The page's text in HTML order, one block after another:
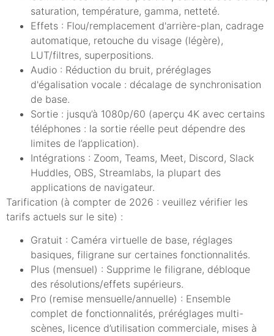
saturation, température, gamma, netteté.
Effets : Flou/remplacement d'arrière-plan, cadrage
automatique, retouche du visage (légère),
LUT/filtres, superpositions.
Audio : Réduction du bruit, préréglages
d'égalisation vocale : décalage de synchronisation
de base.
Sortie : jusqu’à 1080p/60 (aperçu 4K avec certains
téléphones : la sortie réelle peut dépendre des
limites de l’application).
Intégrations : Zoom, Teams, Meet, Discord, Slack
Huddles, OBS, Streamlabs, la plupart des
applications de navigateur.
Tarification (à compter de 2026 : veuillez vérifier les
tarifs actuels sur le site) :
Gratuit : Caméra virtuelle de base, réglages
basiques, filigrane sur certaines fonctionnalités.
Plus (mensuel) : Supprime le filigrane, débloque
des résolutions/effets supérieurs.
Pro (remise mensuelle/annuelle) : Ensemble
complet de fonctionnalités, préréglages multi-
scènes, licence d’utilisation commerciale, mises à